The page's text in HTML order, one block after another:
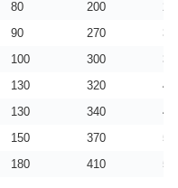
80 200
90 270
100 300
130 320
130 340
150 370
180 410